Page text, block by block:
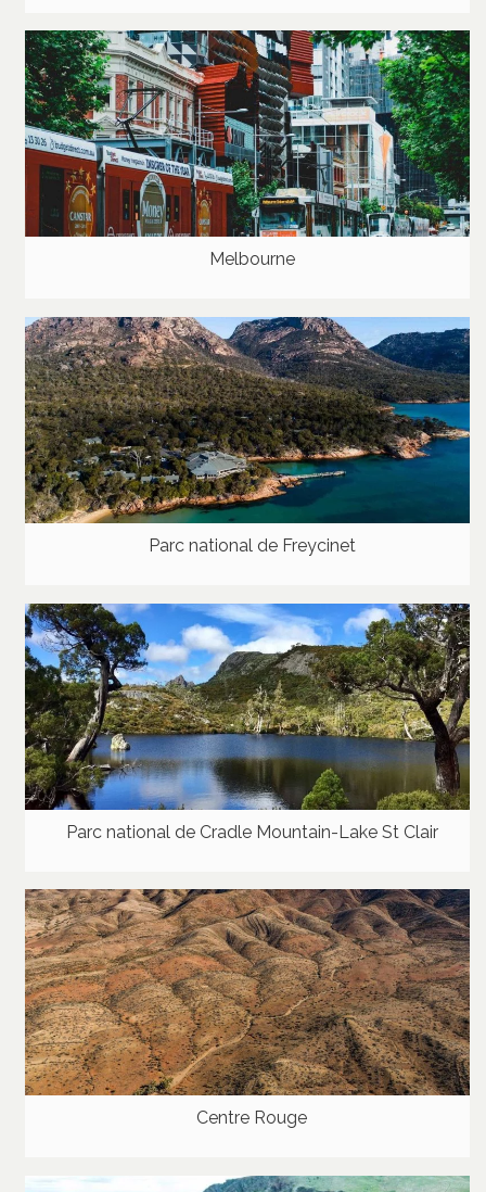
Melbourne
Parc national de Freycinet
Parc national de Cradle Mountain-Lake St Clair
Centre Rouge